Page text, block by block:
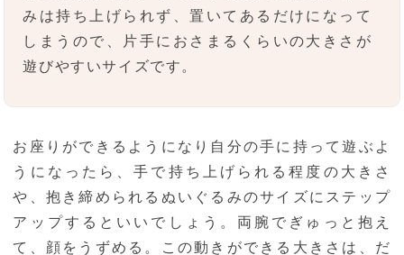
みは持ち上げられず、置いてあるだけになって
しまうので、片手におさまるくらいの大きさが
遊びやすいサイズです。
お座りができるようになり自分の手に持って遊ぶよ
うになったら、手で持ち上げられる程度の大きさ
や、抱き締められるぬいぐるみのサイズにステップ
アップするといいでしょう。両腕でぎゅっと抱え
て、顔をうずめる。この動きができる大きさは、だ